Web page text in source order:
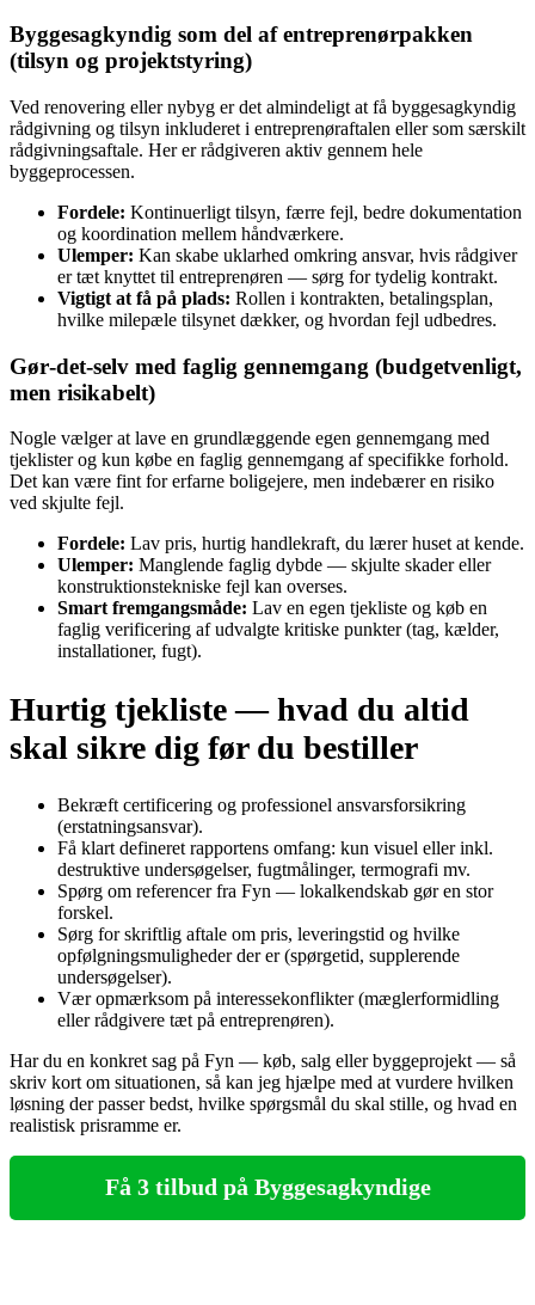
Byggesagkyndig som del af entreprenørpakken
(tilsyn og projektstyring)
Ved renovering eller nybyg er det almindeligt at få byggesagkyndig
rådgivning og tilsyn inkluderet i entreprenøraftalen eller som særskilt
rådgivningsaftale. Her er rådgiveren aktiv gennem hele
byggeprocessen.
Fordele: Kontinuerligt tilsyn, færre fejl, bedre dokumentation
og koordination mellem håndværkere.
Ulemper: Kan skabe uklarhed omkring ansvar, hvis rådgiver
er tæt knyttet til entreprenøren — sørg for tydelig kontrakt.
Vigtigt at få på plads: Rollen i kontrakten, betalingsplan,
hvilke milepæle tilsynet dækker, og hvordan fejl udbedres.
Gør‑det‑selv med faglig gennemgang (budgetvenligt,
men risikabelt)
Nogle vælger at lave en grundlæggende egen gennemgang med
tjeklister og kun købe en faglig gennemgang af specifikke forhold.
Det kan være fint for erfarne boligejere, men indebærer en risiko
ved skjulte fejl.
Fordele: Lav pris, hurtig handlekraft, du lærer huset at kende.
Ulemper: Manglende faglig dybde — skjulte skader eller
konstruktionstekniske fejl kan overses.
Smart fremgangsmåde: Lav en egen tjekliste og køb en
faglig verificering af udvalgte kritiske punkter (tag, kælder,
installationer, fugt).
Hurtig tjekliste — hvad du altid
skal sikre dig før du bestiller
Bekræft certificering og professionel ansvarsforsikring
(erstatningsansvar).
Få klart defineret rapportens omfang: kun visuel eller inkl.
destruktive undersøgelser, fugtmålinger, termografi mv.
Spørg om referencer fra Fyn — lokalkendskab gør en stor
forskel.
Sørg for skriftlig aftale om pris, leveringstid og hvilke
opfølgningsmuligheder der er (spørgetid, supplerende
undersøgelser).
Vær opmærksom på interessekonflikter (mæglerformidling
eller rådgivere tæt på entreprenøren).
Har du en konkret sag på Fyn — køb, salg eller byggeprojekt — så
skriv kort om situationen, så kan jeg hjælpe med at vurdere hvilken
løsning der passer bedst, hvilke spørgsmål du skal stille, og hvad en
realistisk prisramme er.
Få 3 tilbud på Byggesagkyndige